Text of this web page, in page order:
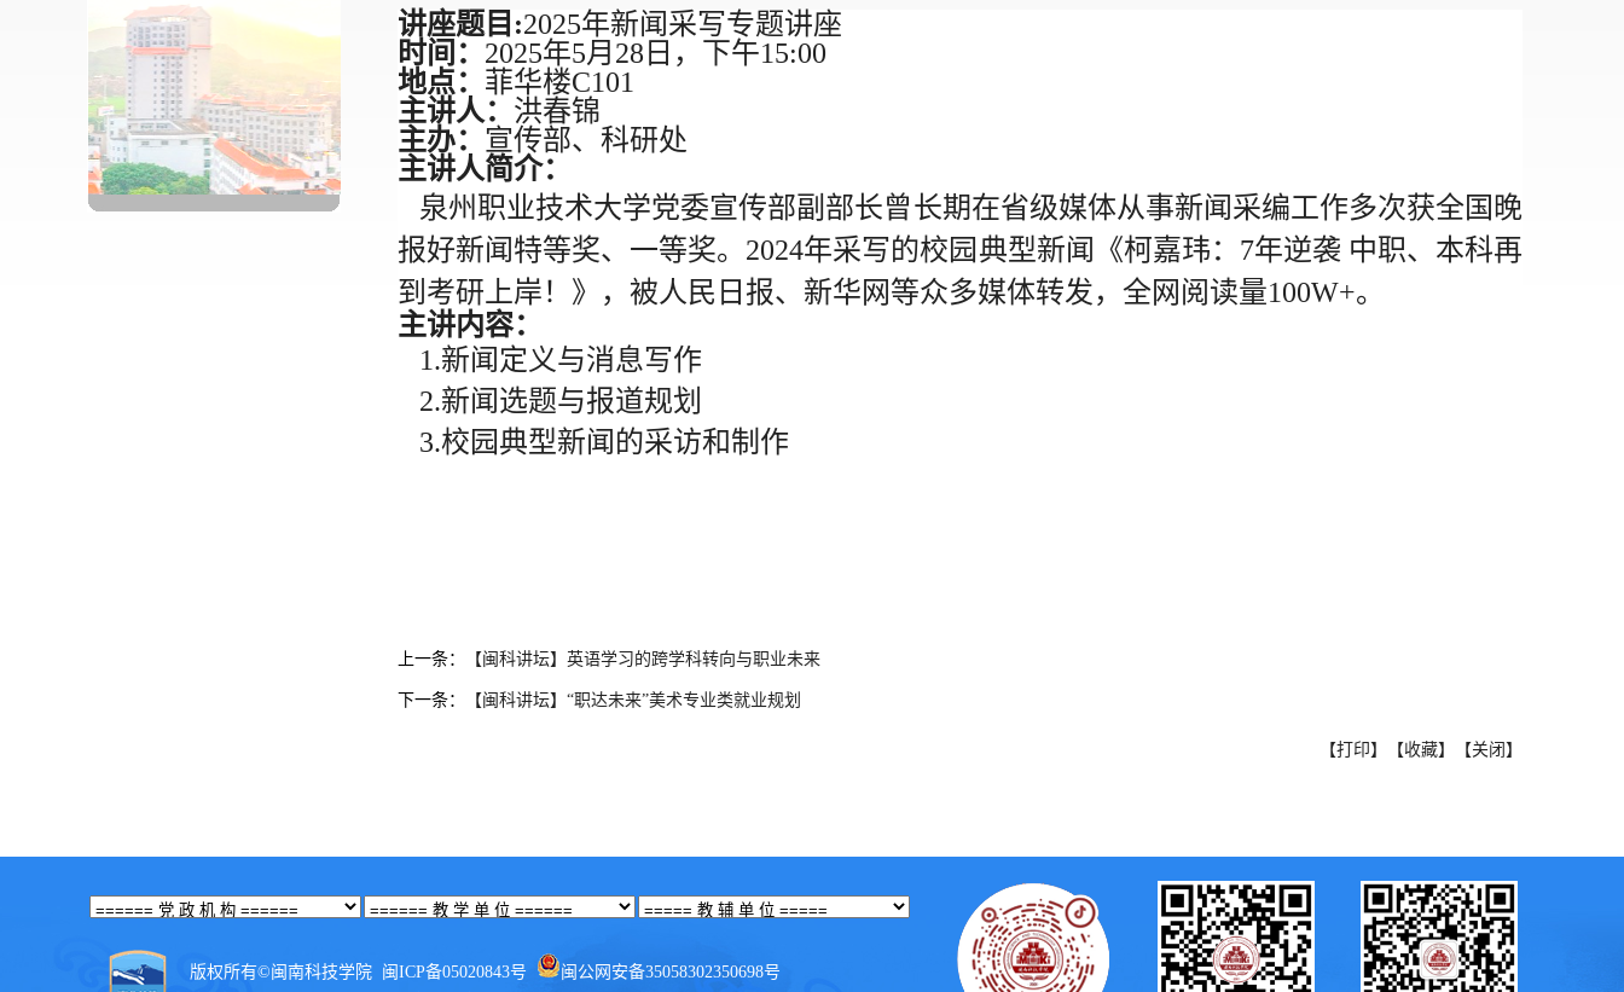
讲座题目:2025年新闻采写专题讲座
时间： 2025年5月28日，下午15:00
地点： 菲华楼C101
主讲人： 洪春锦
主办： 宣传部、科研处
主讲人简介：
泉州职业技术大学党委宣传部副部长曾长期在省级媒体从事新闻采编工作多次获全国晚
报好新闻特等奖、一等奖。 2024年采写的校园典型新闻《柯嘉玮：7年逆袭 中职、本科再
到考研上岸！》，被人民日报、新华网等众多媒体转发，全网阅读量100W+。
主讲内容：
1.新闻定义与消息写作
2.新闻选题与报道规划
3.校园典型新闻的采访和制作
上一条： 【闽科讲坛】英语学习的跨学科转向与职业未来
下一条： 【闽科讲坛】“职达未来”美术专业类就业规划
【打印】 【收藏】 【关闭】
版权所有©闽南科技学院 闽ICP备05020843号 闽公网安备35058302350698号